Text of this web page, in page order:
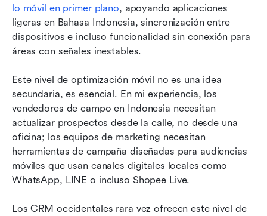
lo móvil en primer plano, apoyando aplicaciones
ligeras en Bahasa Indonesia, sincronización entre
dispositivos e incluso funcionalidad sin conexión para
áreas con señales inestables.
Este nivel de optimización móvil no es una idea
secundaria, es esencial. En mi experiencia, los
vendedores de campo en Indonesia necesitan
actualizar prospectos desde la calle, no desde una
oficina; los equipos de marketing necesitan
herramientas de campaña diseñadas para audiencias
móviles que usan canales digitales locales como
WhatsApp, LINE o incluso Shopee Live.
Los CRM occidentales rara vez ofrecen este nivel de